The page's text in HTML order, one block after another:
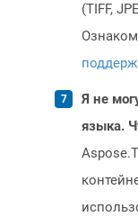
(TIFF,
Я не
языка.